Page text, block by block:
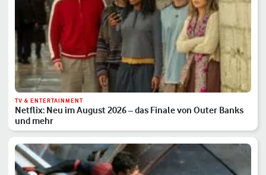
TV & ENTERTAINMENT
Netflix: Neu im August 2026 – das Finale von Outer Banks
und mehr